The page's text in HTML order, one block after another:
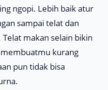
ngopi. Lebih baik atur
sampai telat dan
makan selain bikin
kurang
pun tidak bisa